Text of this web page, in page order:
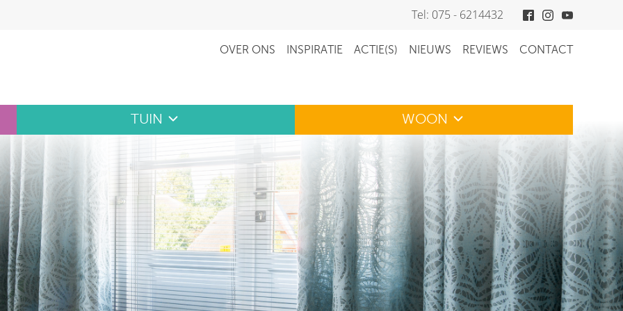
Tel: 075 - 6214432
OVER ONS INSPIRATIE ACTIE(S) NIEUWS REVIEWS CONTACT
TUIN WOON